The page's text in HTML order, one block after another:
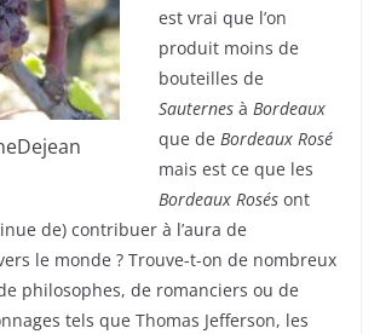
est vrai que l’on
produit moins de
bouteilles de
Sauternes à Bordeaux
que de Bordeaux Rosé
mais est ce que les
Bordeaux Rosés ont
de) contribuer à l’aura de
le monde ? Trouve-t-on de nombreux
philosophes, de romanciers ou de
tels que Thomas Jefferson, les